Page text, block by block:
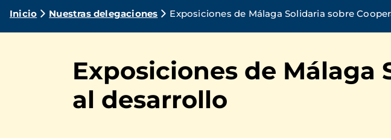
Ruta
navegación
Inicio Nuestras delegaciones Exposiciones de Málaga Solidaria sobre
Exposiciones de Málaga
al desarrollo